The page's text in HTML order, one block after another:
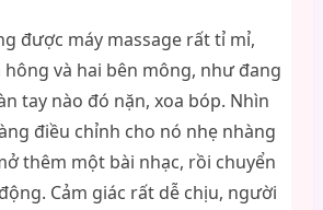
được máy massage rất tỉ mỉ,
hông và hai bên mông, như đang
tay nào đó nặn, xoa bóp. Nhìn
điều chỉnh cho nó nhẹ nhàng
thêm một bài nhạc, rồi chuyển
Cảm giác rất dễ chịu, người